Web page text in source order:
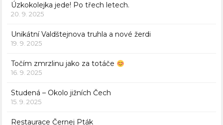
Úzkokolejka jede! Po třech letech.
20. 9. 2025
Unikátní Valdštejnova truhla a nové žerdi
19. 9. 2025
Točím zmrzlinu jako za totáče
16. 9. 2025
Studená – Okolo jižních Čech
15. 9. 2025
Restaurace Černej Pták